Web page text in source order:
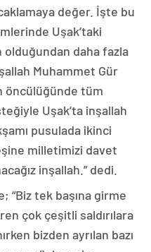
değer. İşte bu
Uşak’taki
olduğundan daha fazla
Muhammet Gür
öncülüğünde tüm
Uşak’ta inşallah
pusulada ikinci
milletimizi davet
inşallah.” dedi.
“Biz tek başına girme
çok çeşitli saldırılara
bizden ayrılan bazı